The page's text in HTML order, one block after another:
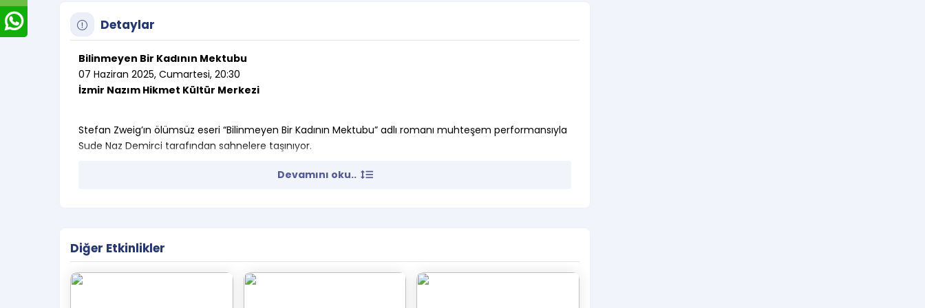
Detaylar
Bilinmeyen Bir Kadının Mektubu
07 Haziran 2025, Cumartesi, 20:30
İzmir Nazım Hikmet Kültür Merkezi
Stefan Zweig’ın ölümsüz eseri “Bilinmeyen Bir Kadının Mektubu” adlı romanı muhteşem performansıyla
Sude Naz Demirci tarafından sahnelere taşınıyor.
kartlarını göstermeleri zorunludur.
Etkinlik başladıktan sonra içeriği giriş yasaktır.
etkinlik süresi boyunca uyumsuz davranış ve uygunsuz hareketler yapan kişiler organizasyon
Devamını oku..
Diğer Etkinlikler